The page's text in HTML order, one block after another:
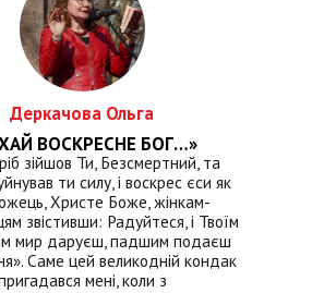
Деркачова Ольга
ВОСКРЕСНЕ БОГ…»
зійшов Ти, Безсмертний, та
ти силу, і воскрес єси як
Христе Боже, жінкам-
звістивши: Радуйтеся, і Твоїм
мир даруєш, падшим подаєш
Саме цей великодній кондак
мені, коли з